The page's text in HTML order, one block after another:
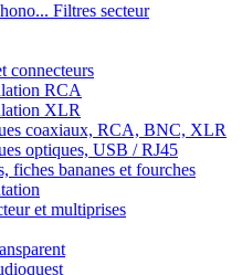
Filtres secteur
connecteurs
RCA
XLR
coaxiaux, RCA, BNC, XLR
optiques, USB / RJ45
fiches bananes et fourches
et multiprises